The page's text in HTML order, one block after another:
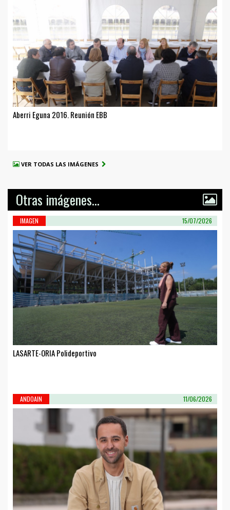
Aberri Eguna 2016. Reunión EBB
VER TODAS LAS IMÁGENES
Otras imágenes...
IMAGEN 15/07/2026
LASARTE-ORIA Polideportivo
ANDOAIN 11/06/2026